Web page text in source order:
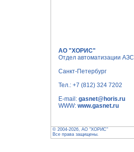
АО "ХОРИС"
Отдел автоматизации АЗС
Санкт-Петербург
Тел.: +7 (812) 324 7202
E-mail: gasnet@horis.ru
WWW: www.gasnet.ru
© 2004-2026, АО "ХОРИС"
Все права защищены.